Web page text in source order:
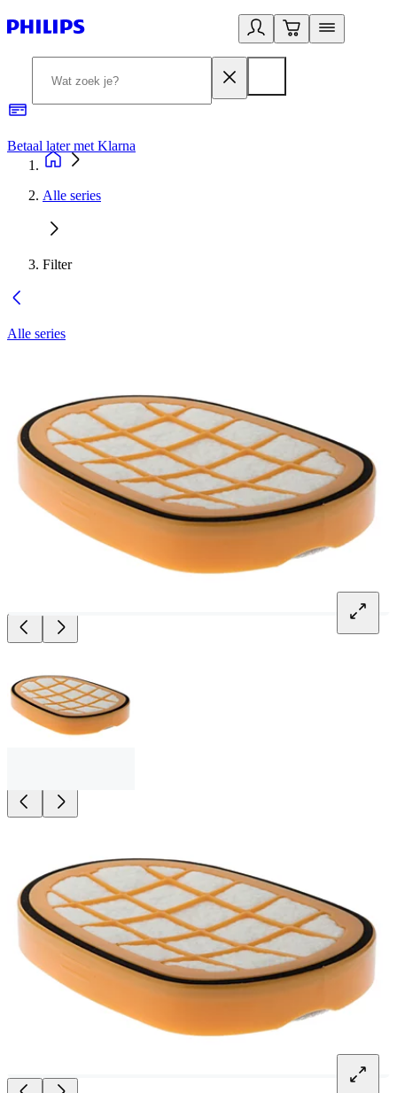
Betaal later met Klarna
Alle series
Filter
Alle series